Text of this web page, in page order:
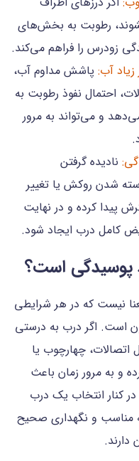
رطوبت به بخش‌های
زودرس را فراهم می‌کند.
آب: پاشش مداوم آب،
احتمال نفوذ رطوبت به
و می‌تواند به مرور
نادیده گرفتن
شدن روکش یا تغییر
پیدا کرده و در نهایت
کامل درب ایجاد شود.
پوسیدگی است؟
نیست که در هر شرایطی
است. اگر درب به درستی
چهارچوب یا
و به مرور زمان باعث
کنار انتخاب یک درب
مناسب و نگهداری صحیح